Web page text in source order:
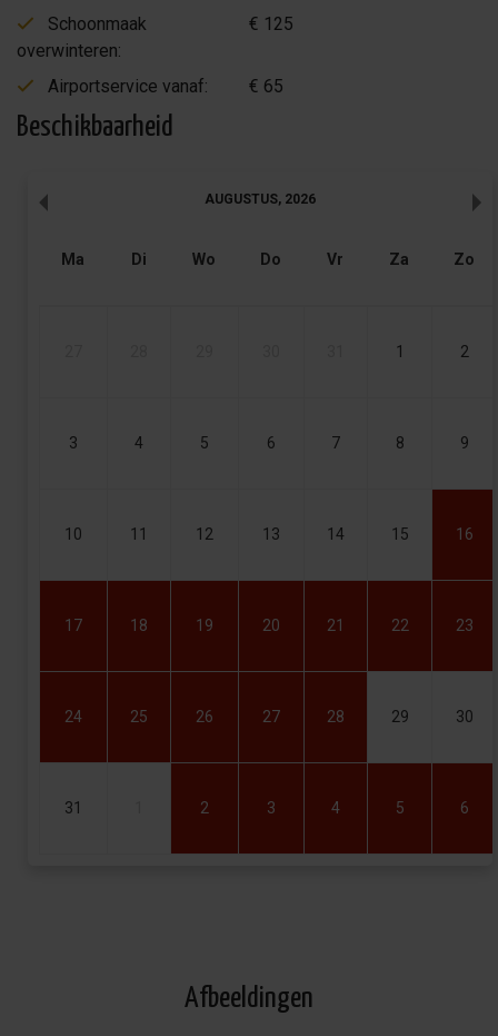
Schoonmaak
overwinteren:
€ 125
Airportservice vanaf: € 65
Beschikbaarheid
AUGUSTUS, 2026
Ma Di Wo Do Vr Za Zo
1 2
3 4 5 6 7 8 9
10 11 12 13 14 15 16
17 18 19 20 21 22 23
24 25 26 27 28 29 30
31 2 3 4 5 6
Afbeeldingen